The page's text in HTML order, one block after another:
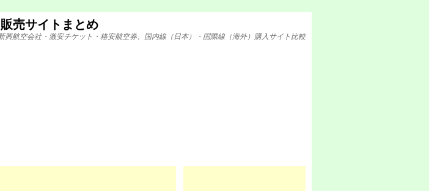
売サイトまとめ
興航空会社・激安チケット・格安航空券、国内線（日本）・国際線（海外）購入サイト比較